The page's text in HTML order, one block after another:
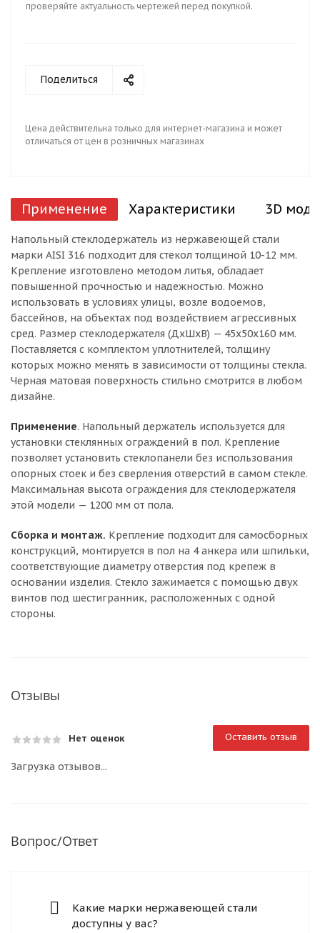
проверяйте актуальность чертежей перед покупкой.
Поделиться
Цена действительна только для интернет-магазина и может
отличаться от цен в розничных магазинах
Применение Характеристики 3D
Напольный стеклодержатель из нержавеющей стали
марки AISI 316 подходит для стекол толщиной 10-12 мм.
Крепление изготовлено методом литья, обладает
повышенной прочностью и надежностью. Можно
использовать в условиях улицы, возле водоемов,
бассейнов, на объектах под воздействием агрессивных
сред. Размер стеклодержателя (ДхШхВ) — 45х50х160 мм.
Поставляется с комплектом уплотнителей, толщину
которых можно менять в зависимости от толщины стекла.
Черная матовая поверхность стильно смотрится в любом
дизайне.
Применение. Напольный держатель используется для
установки стеклянных ограждений в пол. Крепление
позволяет установить стеклопанели без использования
опорных стоек и без сверления отверстий в самом стекле.
Максимальная высота ограждения для стеклодержателя
этой модели — 1200 мм от пола.
Сборка и монтаж. Крепление подходит для самосборных
конструкций, монтируется в пол на 4 анкера или шпильки,
соответствующие диаметру отверстия под крепеж в
основании изделия. Стекло зажимается с помощью двух
винтов под шестигранник, расположенных с одной
стороны.
Отзывы
Нет оценок Оставить отзыв
Загрузка отзывов...
Вопрос/Ответ
Какие марки нержавеющей стали
доступны у вас?